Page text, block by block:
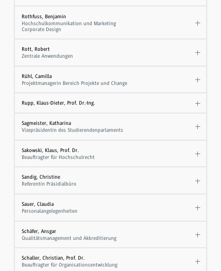
Rothfuss, Benjamin
Hochschulkommunikation und Marketing
Corporate Design
Rott, Robert
Zentrale Anwendungen
Rühl, Camilla
Projektmanagerin Bereich Projekte und Change
Rupp, Klaus-Dieter, Prof. Dr.-Ing.
Sagmeister, Katharina
Vizepräsidentin des Studierendenparlaments
Sakowski, Klaus, Prof. Dr.
​Beauftragter für Hochschulrecht
Sandig, Christine
Referentin Präsidialbüro
Sauer, Claudia
Personalangelegenheiten
Schäfer, Ansgar
Qualitätsmanagement und Akkreditierung
Schaller, Christian, Prof. Dr.
Beauftragter für Organisationsentwicklung